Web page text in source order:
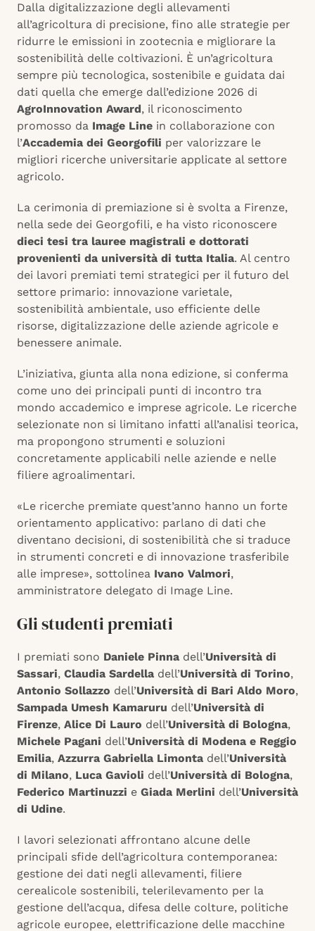
Dalla digitalizzazione degli allevamenti
all’agricoltura di precisione, fino alle strategie per
ridurre le emissioni in zootecnia e migliorare la
sostenibilità delle coltivazioni. È un’agricoltura
sempre più tecnologica, sostenibile e guidata dai
dati quella che emerge dall’edizione 2026 di
AgroInnovation Award, il riconoscimento
promosso da Image Line in collaborazione con
l’Accademia dei Georgofili per valorizzare le
migliori ricerche universitarie applicate al settore
agricolo.
La cerimonia di premiazione si è svolta a Firenze,
nella sede dei Georgofili, e ha visto riconoscere
dieci tesi tra lauree magistrali e dottorati
provenienti da università di tutta Italia. Al centro
dei lavori premiati temi strategici per il futuro del
settore primario: innovazione varietale,
sostenibilità ambientale, uso efficiente delle
risorse, digitalizzazione delle aziende agricole e
benessere animale.
L’iniziativa, giunta alla nona edizione, si conferma
come uno dei principali punti di incontro tra
mondo accademico e imprese agricole. Le ricerche
selezionate non si limitano infatti all’analisi teorica,
ma propongono strumenti e soluzioni
concretamente applicabili nelle aziende e nelle
filiere agroalimentari.
«Le ricerche premiate quest’anno hanno un forte
orientamento applicativo: parlano di dati che
diventano decisioni, di sostenibilità che si traduce
in strumenti concreti e di innovazione trasferibile
alle imprese», sottolinea Ivano Valmori,
amministratore delegato di Image Line.
Gli studenti premiati
I premiati sono Daniele Pinna dell’Università di
Sassari, Claudia Sardella dell’Università di Torino,
Antonio Sollazzo dell’Università di Bari Aldo Moro,
Sampada Umesh Kamaruru dell’Università di
Firenze, Alice Di Lauro dell’Università di Bologna,
Michele Pagani dell’Università di Modena e Reggio
Emilia, Azzurra Gabriella Limonta dell’Università
di Milano, Luca Gavioli dell’Università di Bologna,
Federico Martinuzzi e Giada Merlini dell’Università
di Udine.
I lavori selezionati affrontano alcune delle
principali sfide dell’agricoltura contemporanea:
gestione dei dati negli allevamenti, filiere
cerealicole sostenibili, telerilevamento per la
gestione dell’acqua, difesa delle colture, politiche
agricole europee, elettrificazione delle macchine